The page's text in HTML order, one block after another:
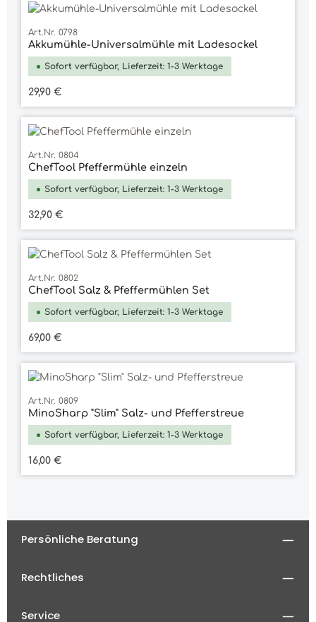
Art.Nr. 0798
Akkumühle-Universalmühle mit Ladesockel
Sofort verfügbar, Lieferzeit: 1-3 Werktage
Regulärer Preis:
29,90 €
Art.Nr. 0804
ChefTool Pfeffermühle einzeln
Sofort verfügbar, Lieferzeit: 1-3 Werktage
Regulärer Preis:
32,90 €
Art.Nr. 0802
ChefTool Salz & Pfeffermühlen Set
Sofort verfügbar, Lieferzeit: 1-3 Werktage
Regulärer Preis:
69,00 €
Art.Nr. 0809
MinoSharp "Slim" Salz- und Pfefferstreue
Sofort verfügbar, Lieferzeit: 1-3 Werktage
Regulärer Preis:
16,00 €
Persönliche Beratung
Rechtliches
Service